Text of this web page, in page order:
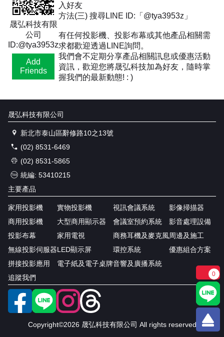
晟弘科技有限
公司
ID:@tya3953z
Add
Friends
入好友
方法(三) 搜尋LINE ID:「@tya3953z」
有任何投影機、投影布幕或其他產品相關需
求都歡迎透過LINE詢問。
我們會不定期分享產品相關訊息或優惠活動
資訊，歡迎您將晟弘科技加為好友，隨時掌
握我們的最新動態! : )
晟弘科技有限公司
新北市泰山區辭修路10之13號
(02) 8531-6469
(02) 8531-5865
統編: 53410215
主要產品
家用投影機
商用投影機
投影布幕
無線投影伺服器
拼接投影應用
實物投影機
大型商用顯示器
家用電視
LED顯示屏
電子紙及電子桌牌
視訊會議系統
會議室預約系統
商務耳機及麥克風
環控系統
音響及廣播系統
影像掃描器
影音處理設備
周邊及施工
優惠組合方案
追蹤我們
Copyright©2026 晟弘科技有限公司 All rights reserved
0